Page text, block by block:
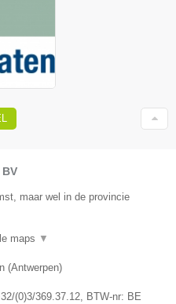
maar wel in de provincie
maps ▼
(Antwerpen)
(0)3/369.37.12 , BTW-nr: BE